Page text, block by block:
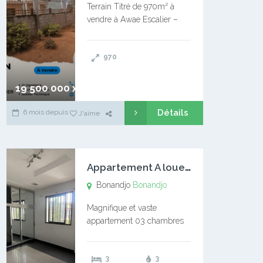
19 500 000 xaf
Terrain Titré de 970m² à
vendre à Awae Escalier –
l’Université Catholique –
970
6 mois depuis J'aime Détails
A
ppartement A louer Bonandjo
Bonandjo Bonandjo
Magnifique et vaste
appartement 03 chambres
douches 01 vaste salon 01
3 3